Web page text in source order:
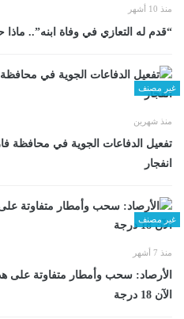
منذ 10 أشهر
“قدم له التعازي في وفاة ابنه”..
غير مصنف
منذ شهرين
تفعيل الدفاعات الجوية في محافظة
انفجار
غير مصنف
منذ 7 أشهر
الأرصاد: سحب وأمطار متفاوتة على
الآن 18 درجة